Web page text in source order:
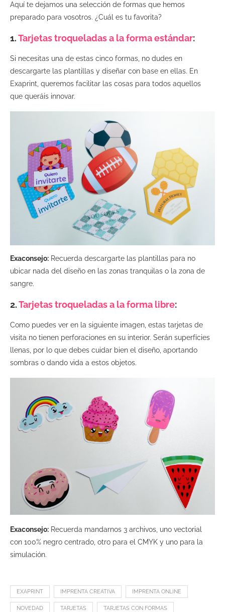
Aquí te dejamos una selección de formas que hemos
preparado para vosotros. ¿Cuál es tu favorita?
1.Tarjetas troqueladas a la forma estándar:
Si necesitas una de estas cinco formas, no dudes en
descargarte las plantillas y diseñar con base en ellas. En
Exaprint, queremos facilitar las cosas para todos aquellos
que queráis innovar.
Exaconsejo: Recuerda descargarte las plantillas para no
ubicar nada del diseño en las zonas tranquilas o la zona de
sangre.
2.Tarjetas troqueladas a la forma libre:
Como puedes ver en la siguiente imagen, estas tarjetas de
visita no tienen perforaciones en su interior. Serán superfícies
llenas, por lo que debes cuidar bien el diseño, aportando
sombras o dando vida a estos objetos.
Exaconsejo: Recuerda mandarnos 3 archivos, uno vectorial
con 100% negro centrado, otro para el CMYK y uno para la
simulación.
EXAPRINT IMPRENTA CREATIVA IMPRENTA ONLINE
NOVEDAD TARJETAS TARJETAS CON FORMAS